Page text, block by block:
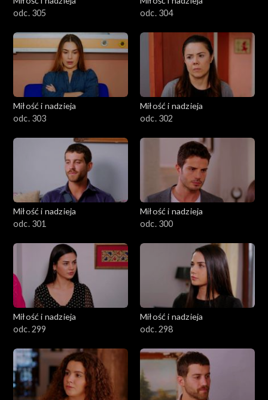
odc. 305
odc. 304
Miłość i nadzieja
odc. 303
Miłość i nadzieja
odc. 302
Miłość i nadzieja
odc. 301
Miłość i nadzieja
odc. 300
Miłość i nadzieja
odc. 299
Miłość i nadzieja
odc. 298